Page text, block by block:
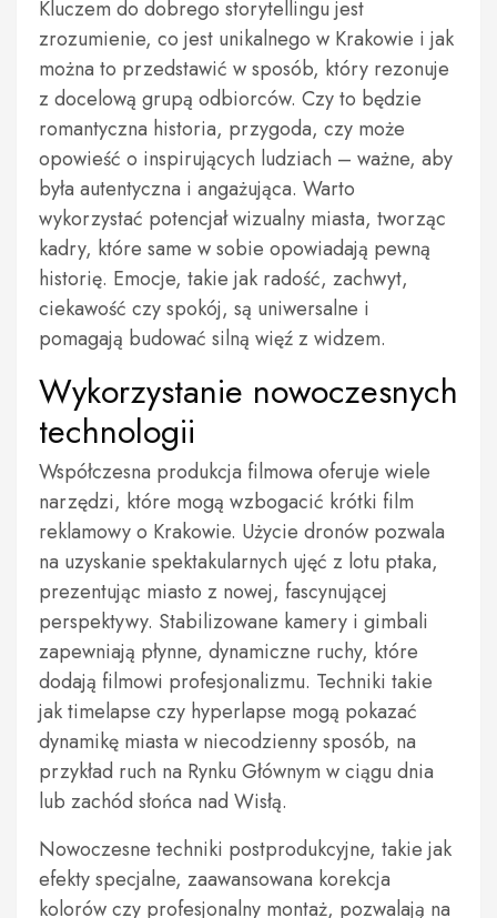
Kluczem do dobrego storytellingu jest
zrozumienie, co jest unikalnego w Krakowie i jak
można to przedstawić w sposób, który rezonuje
z docelową grupą odbiorców. Czy to będzie
romantyczna historia, przygoda, czy może
opowieść o inspirujących ludziach – ważne, aby
była autentyczna i angażująca. Warto
wykorzystać potencjał wizualny miasta, tworząc
kadry, które same w sobie opowiadają pewną
historię. Emocje, takie jak radość, zachwyt,
ciekawość czy spokój, są uniwersalne i
pomagają budować silną więź z widzem.
Wykorzystanie nowoczesnych
technologii
Współczesna produkcja filmowa oferuje wiele
narzędzi, które mogą wzbogacić krótki film
reklamowy o Krakowie. Użycie dronów pozwala
na uzyskanie spektakularnych ujęć z lotu ptaka,
prezentując miasto z nowej, fascynującej
perspektywy. Stabilizowane kamery i gimbali
zapewniają płynne, dynamiczne ruchy, które
dodają filmowi profesjonalizmu. Techniki takie
jak timelapse czy hyperlapse mogą pokazać
dynamikę miasta w niecodzienny sposób, na
przykład ruch na Rynku Głównym w ciągu dnia
lub zachód słońca nad Wisłą.
Nowoczesne techniki postprodukcyjne, takie jak
efekty specjalne, zaawansowana korekcja
kolorów czy profesjonalny montaż, pozwalają na